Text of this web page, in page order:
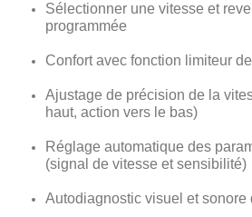
Sélectionner une vitesse et
programmée
Confort avec fonction limiteur
Ajustage de précision de la
haut, action vers le bas)
Réglage automatique des
(signal de vitesse et sensibilité)
Autodiagnostic visuel et sonore